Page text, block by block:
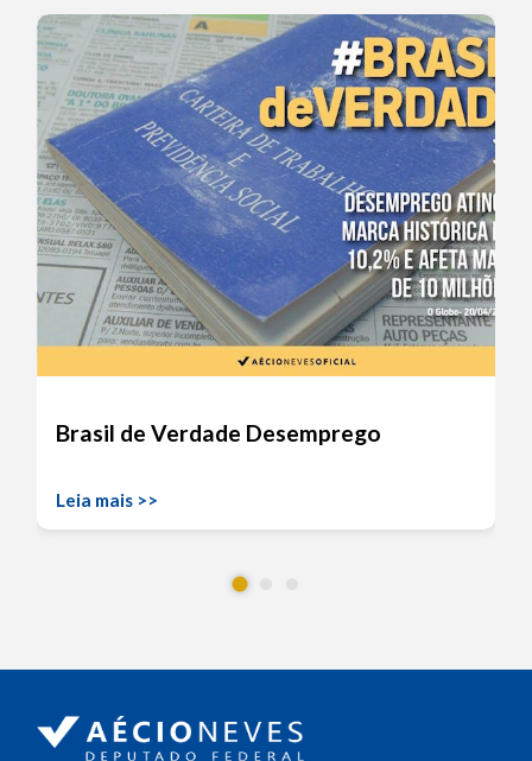
Brasil de Verdade Desemprego
Leia mais >>